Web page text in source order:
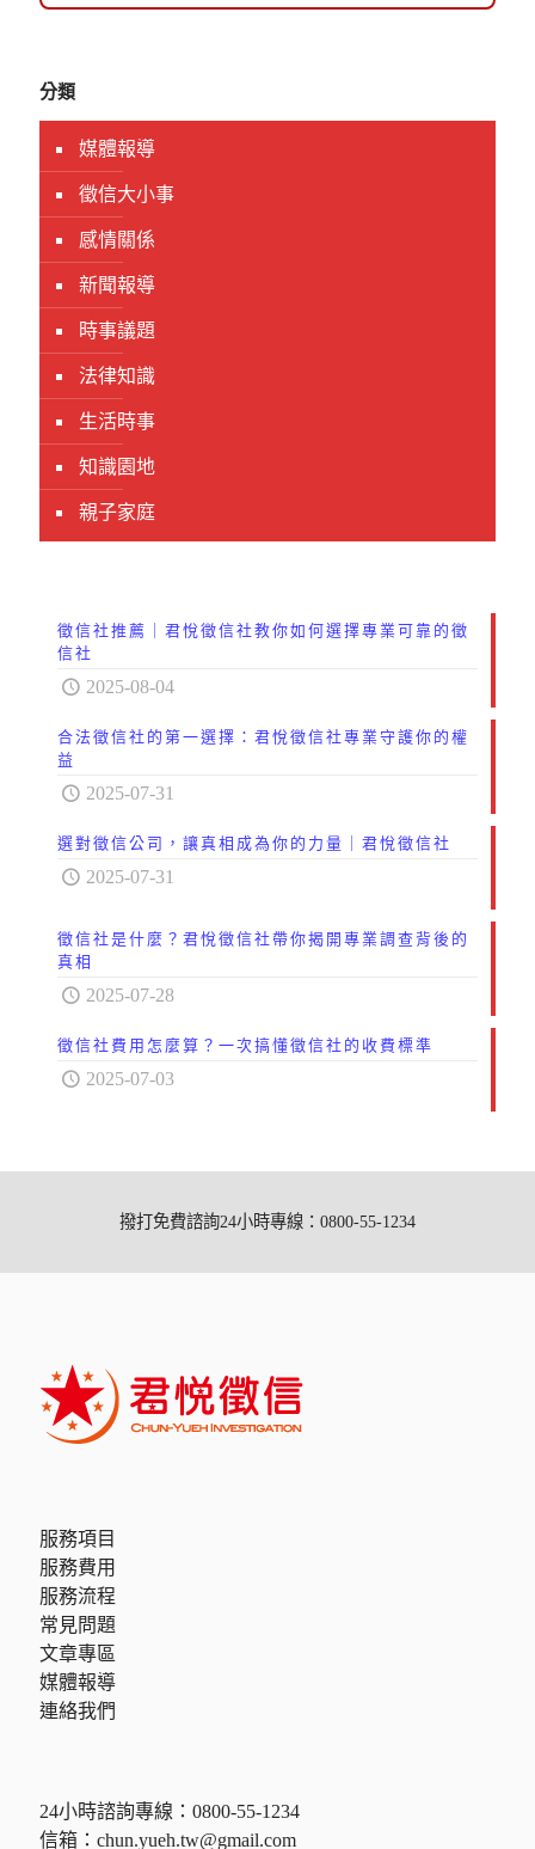
分類
媒體報導
徵信大小事
感情關係
新聞報導
時事議題
法律知識
生活時事
知識園地
親子家庭
徵信社推薦｜君悅徵信社教你如何選擇專業可靠的徵
信社
2025-08-04
合法徵信社的第一選擇：君悅徵信社專業守護你的權
益
2025-07-31
選對徵信公司，讓真相成為你的力量｜君悅徵信社
2025-07-31
徵信社是什麼？君悅徵信社帶你揭開專業調查背後的
真相
2025-07-28
徵信社費用怎麼算？一次搞懂徵信社的收費標準
2025-07-03
撥打免費諮詢24小時專線：0800-55-1234
服務項目
服務費用
服務流程
常見問題
文章專區
媒體報導
連絡我們
24小時諮詢專線： 0800-55-1234
信箱： chun.yueh.tw@gmail.com